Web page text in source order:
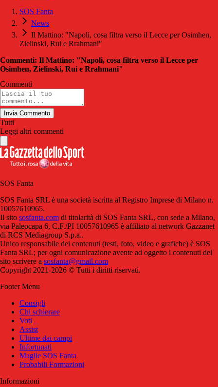
SOS Fanta
News
Il Mattino: "Napoli, cosa filtra verso il Lecce per Osimhen,
Zielinski, Rui e Rrahmani"
Commenti: Il Mattino: "Napoli, cosa filtra verso il Lecce per
Osimhen, Zielinski, Rui e Rrahmani"
Commenti
Invia Commento
Tutti
Leggi altri commenti
SOS Fanta
SOS Fanta SRL è una società iscritta al Registro Imprese di Milano n.
10057610965.
Il sito sosfanta.com di titolarità di SOS Fanta SRL, con sede a Milano,
via Paleocapa 6, C.F./PI 10057610965 è affiliato al network Gazzanet
di RCS Mediagroup S.p.a..
Unico responsabile dei contenuti (testi, foto, video e grafiche) è SOS
Fanta SRL; per ogni comunicazione avente ad oggetto i contenuti del
sito scrivere a sosfanta@gmail.com
Copyright 2021-2026 © Tutti i diritti riservati.
Footer Menu
Consigli
Chi schierare
Voti
Assist
Ultime dai campi
Infortunati
Maglie SOS Fanta
Probabili Formazioni
Informazioni